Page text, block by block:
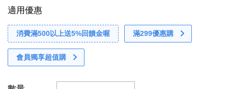
適用優惠
消費滿500以上送5%回饋金喔 滿299優惠購
會員獨享超值購